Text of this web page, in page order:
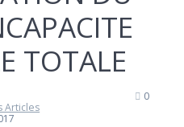
TOTALE
Articles
0